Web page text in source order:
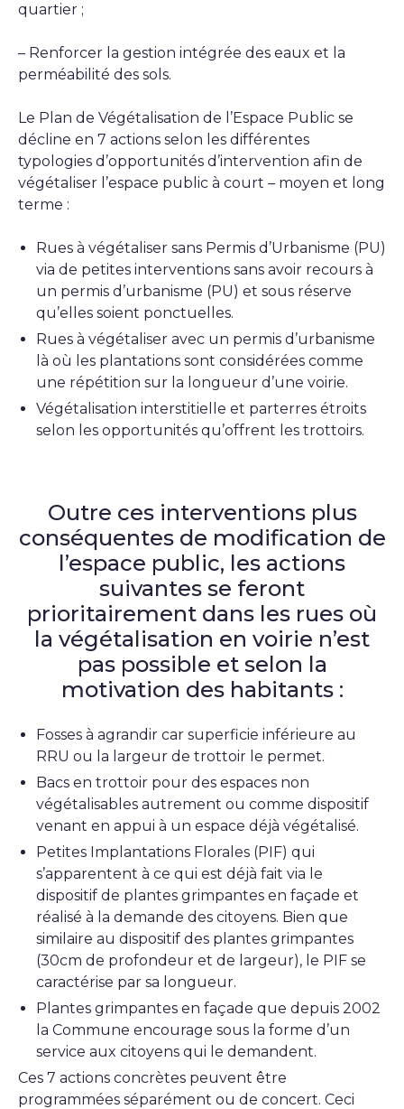
quartier ;
– Renforcer la gestion intégrée des eaux et la
perméabilité des sols.
Le Plan de Végétalisation de l’Espace Public se
décline en 7 actions selon les différentes
typologies d’opportunités d’intervention afin de
végétaliser l’espace public à court – moyen et long
terme :
Rues à végétaliser sans Permis d’Urbanisme (PU)
via de petites interventions sans avoir recours à
un permis d’urbanisme (PU) et sous réserve
qu’elles soient ponctuelles.
Rues à végétaliser avec un permis d’urbanisme
là où les plantations sont considérées comme
une répétition sur la longueur d’une voirie.
Végétalisation interstitielle et parterres étroits
selon les opportunités qu’offrent les trottoirs.
Outre ces interventions plus
conséquentes de modification de
l’espace public, les actions
suivantes se feront
prioritairement dans les rues où
la végétalisation en voirie n’est
pas possible et selon la
motivation des habitants :
Fosses à agrandir car superficie inférieure au
RRU ou la largeur de trottoir le permet.
Bacs en trottoir pour des espaces non
végétalisables autrement ou comme dispositif
venant en appui à un espace déjà végétalisé.
Petites Implantations Florales (PIF) qui
s’apparentent à ce qui est déjà fait via le
dispositif de plantes grimpantes en façade et
réalisé à la demande des citoyens. Bien que
similaire au dispositif des plantes grimpantes
(30cm de profondeur et de largeur), le PIF se
caractérise par sa longueur.
Plantes grimpantes en façade que depuis 2002
la Commune encourage sous la forme d’un
service aux citoyens qui le demandent.
Ces 7 actions concrètes peuvent être
programmées séparément ou de concert. Ceci